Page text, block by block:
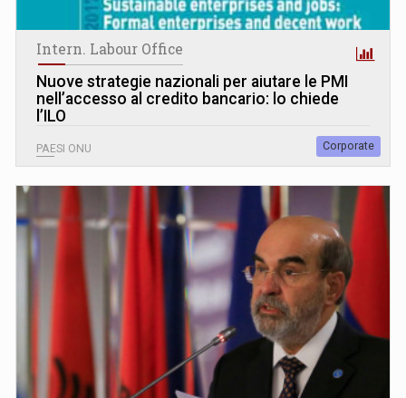
Intern. Labour Office
Nuove strategie nazionali per aiutare le PMI
nell’accesso al credito bancario: lo chiede
l’ILO
PAESI ONU Corporate